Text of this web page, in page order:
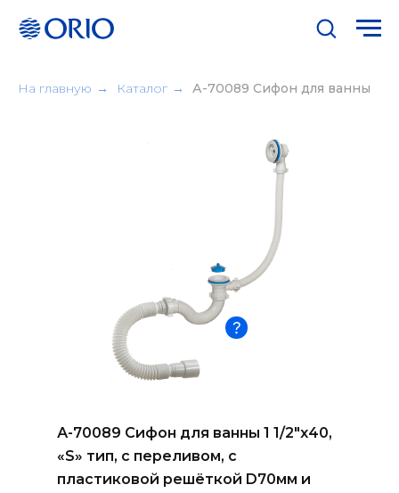
На главную → Каталог → А-70089 Сифон для ванны
А-70089 Сифон для ванны 1 1/2"х40,
«S» тип, с переливом, с
пластиковой решёткой D70мм и